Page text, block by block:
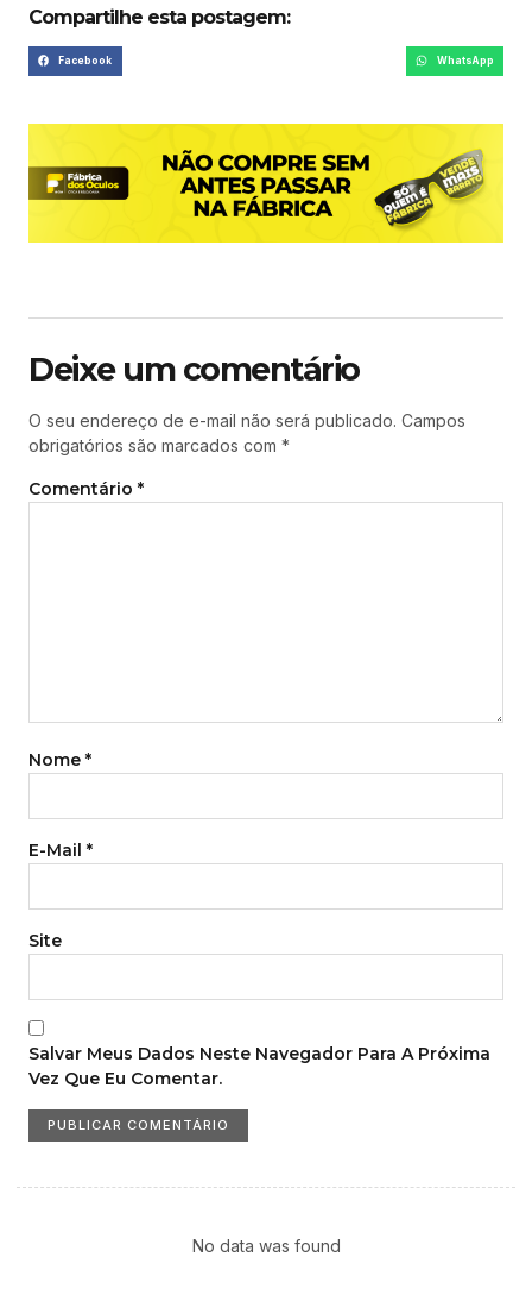
Compartilhe esta postagem:
Facebook WhatsApp
Deixe um comentário
O seu endereço de e-mail não será publicado. Campos
obrigatórios são marcados com *
Comentário *
Nome *
E-Mail *
Site
Salvar Meus Dados Neste Navegador Para A Próxima
Vez Que Eu Comentar.
No data was found